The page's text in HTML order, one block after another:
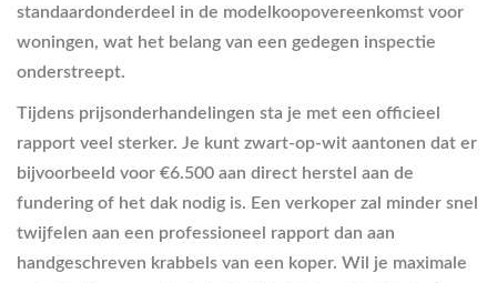
standaardonderdeel in de modelkoopovereenkomst voor
woningen, wat het belang van een gedegen inspectie
onderstreept.
Tijdens prijsonderhandelingen sta je met een officieel
rapport veel sterker. Je kunt zwart-op-wit aantonen dat er
bijvoorbeeld voor €6.500 aan direct herstel aan de
fundering of het dak nodig is. Een verkoper zal minder snel
twijfelen aan een professioneel rapport dan aan
handgeschreven krabbels van een koper. Wil je maximale